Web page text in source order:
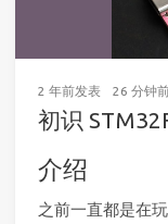
2 年前发表 26 分钟
初识
介绍
之前一直都是在